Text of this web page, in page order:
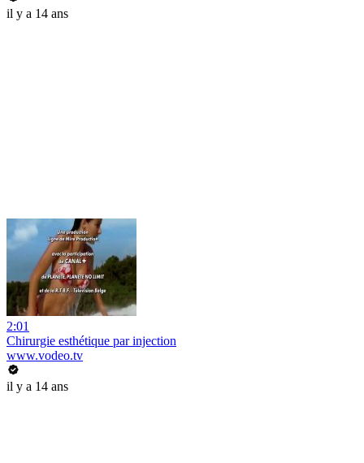
il y a 14 ans
2:01
Chirurgie esthétique par injection
www.vodeo.tv
il y a 14 ans